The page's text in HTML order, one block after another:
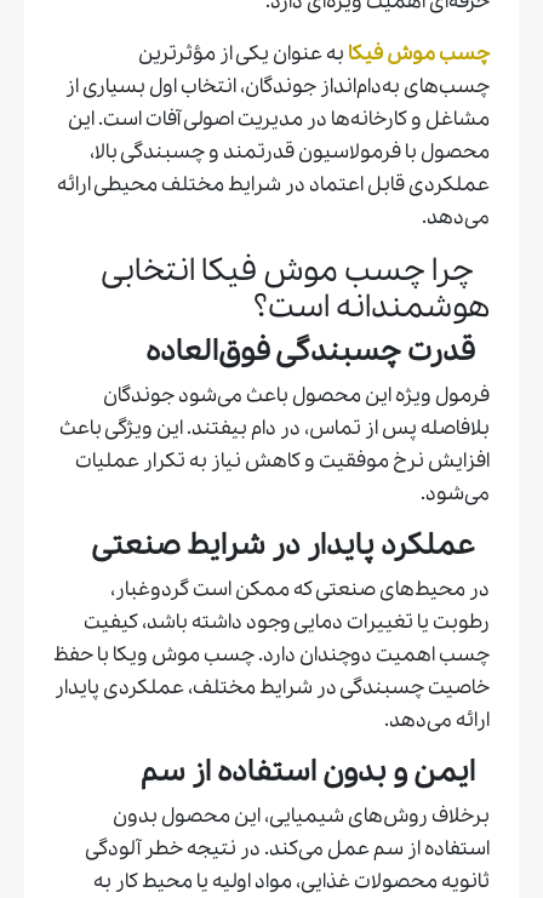
چسب موش فیکا به عنوان یکی از مؤثرترین
چسب‌های به‌دام‌انداز جوندگان، انتخاب اول بسیاری از
مشاغل و کارخانه‌ها در مدیریت اصولی آفات است. این
محصول با فرمولاسیون قدرتمند و چسبندگی بالا،
عملکردی قابل اعتماد در شرایط مختلف محیطی ارائه
می‌دهد.
چرا چسب موش فیکا انتخابی
هوشمندانه است؟
قدرت چسبندگی فوق‌العاده
فرمول ویژه این محصول باعث می‌شود جوندگان
بلافاصله پس از تماس، در دام بیفتند. این ویژگی باعث
افزایش نرخ موفقیت و کاهش نیاز به تکرار عملیات
می‌شود.
عملکرد پایدار در شرایط صنعتی
در محیط‌های صنعتی که ممکن است گردوغبار،
رطوبت یا تغییرات دمایی وجود داشته باشد، کیفیت
چسب اهمیت دوچندان دارد. چسب موش ویکا با حفظ
خاصیت چسبندگی در شرایط مختلف، عملکردی پایدار
ارائه می‌دهد.
ایمن و بدون استفاده از سم
برخلاف روش‌های شیمیایی، این محصول بدون
استفاده از سم عمل می‌کند. در نتیجه خطر آلودگی
ثانویه محصولات غذایی، مواد اولیه یا محیط کار به